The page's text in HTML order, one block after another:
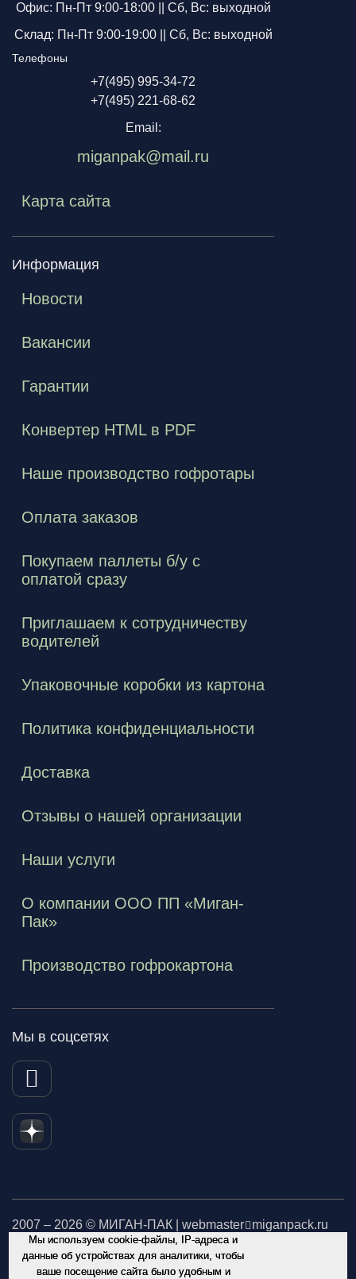
Мы используем cookie-файлы, IP-адреса и
данные об устройствах для аналитики, чтобы
ваше посещение сайта было удобным и
Офис: Пн-Пт 9:00-18:00 || Сб, Вс: выходной
Склад: Пн-Пт 9:00-19:00 || Сб, Вс: выходной
Телефоны
+7(495) 995-34-72
+7(495) 221-68-62
Email:
miganpak@mail.ru
Карта сайта
Информация
Новости
Вакансии
Гарантии
Конвертер HTML в PDF
Наше производство гофротары
Оплата заказов
Покупаем паллеты б/у с
оплатой сразу
Приглашаем к сотрудничеству
водителей
Упаковочные коробки из картона
Политика конфиденциальности
Доставка
Отзывы о нашей организации
Наши услуги
О компании ООО ПП «Миган-
Пак»
Производство гофрокартона
Мы в соцсетях
2007 – 2026 © МИГАН-ПАК | webmaster miganpack.ru
Не является публичной офертой. Обращаем Ваше внимание
на то, что данный интернет-сайт носит исключительно